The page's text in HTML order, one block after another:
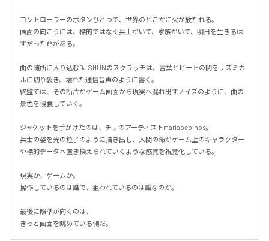
コントローラーのボタンひとつで、世界のどこかに火が放たれる。
画面の向こうには、標的ではなく兵士がいて、家族がいて、明日を生きるは
ずだった命がある。
曲の随所に入り込むDJ SHUNのスクラッチは、言葉とビートの間をリズミカ
ルに切り裂き、壊れた通信音声のように響く。
終盤では、その断片がゲーム画面から現実へ漏れ出すノイズのように、曲の
景色を侵食していく。
ジャケットを手がけたのは、チリのアーティストmariapepinos。
兵士の姿を光の粒子のように描き出し、人間の命がゲーム上のキャラクター
や標的データへ置き換えられていくような感覚を視覚化している。
現実か、ゲームか。
操作しているのは誰で、狙われているのは誰なのか。
最後に照準が向くのは、
きっと画面を眺めている側だ。